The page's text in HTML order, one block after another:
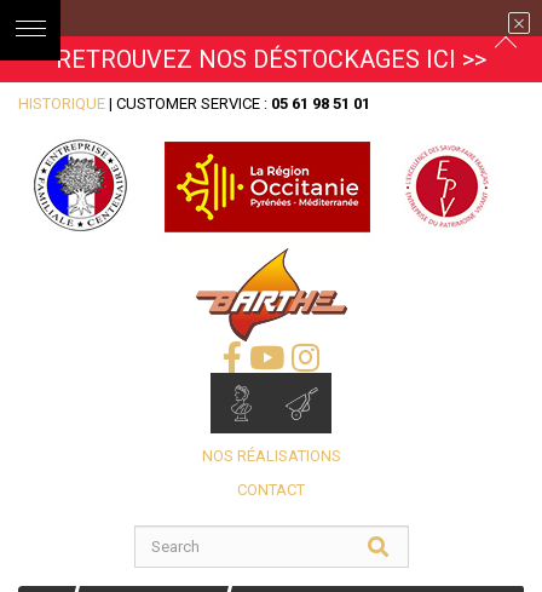
RETROUVEZ NOS DÉSTOCKAGES ICI >>
HISTORIQUE | CUSTOMER SERVICE : 05 61 98 51 01
NOS RÉALISATIONS
CONTACT